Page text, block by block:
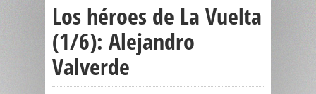
Los héroes de La Vuelta
(1/6): Alejandro
Valverde